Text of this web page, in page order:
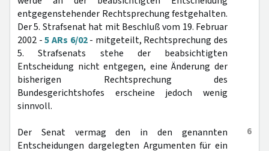
entgegenstehender Rechtsprechung festgehalten.
Der 5. Strafsenat hat mit Beschluß vom 19. Februar
2002 -5 ARs 6/02- mitgeteilt, Rechtsprechung des
5. Strafsenats stehe der beabsichtigten
Entscheidung nicht entgegen, eine Änderung der
bisherigen Rechtsprechung des
Bundesgerichtshofes erscheine jedoch wenig
sinnvoll.
6
Der Senat vermag den in den genannten
Entscheidungen dargelegten Argumenten für ein